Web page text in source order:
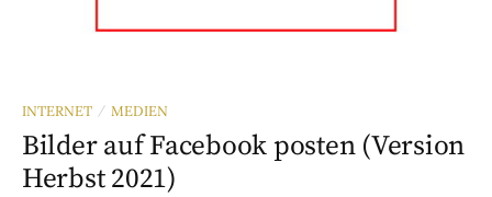
INTERNET / MEDIEN
Bilder auf Facebook posten (Version
Herbst 2021)